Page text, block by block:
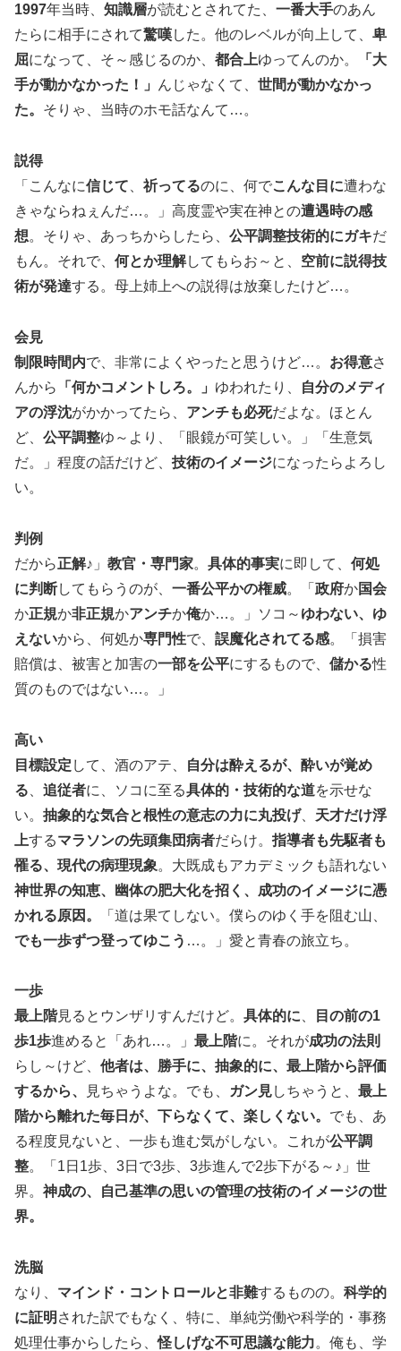
1997年当時、 知識層が読むとされてた、 一番大手のあん
たらに相手にされて驚嘆した。他のレベルが向上して、 卑
屈になって、そ～感じるのか、 都合上ゆってんのか。
「大
手が動かなかった！」
んじゃなくて、 世間が動かなかっ
た。 そりゃ、当時のホモ話なんて…。
説得
「こんなに信じて 祈ってるのに、何でこんな目に遭わな
きゃならねぇんだ…。」高度霊や実在神との遭遇時の感
想。そりゃ、あっちからしたら、 公平調整技術的にガキだ
もん。それで、 何とか理解してもらお～と、 空前に説得技
術が発達する。母上姉上への説得は放棄したけど…。
会見
制限時間内で、非常によくやったと思うけど…。 お得意さ
んから
「何かコメントしろ。」 ゆわれたり、
自分のメディ
アの浮沈がかかってたら、 アンチも必死だよな。ほとん
ど、 公平調整ゆ～より、「眼鏡が可笑しい。」「生意気
だ。」程度の話だけど、 技術のイメージになったらよろし
い。
判例
だから正解♪」 教官・専門家。 具体的事実に即して、 何処
に判断してもらうのが、 一番公平かの権威。「 政府か国会
か正規か非正規かアンチか俺か…。」ソコ～ ゆわない、ゆ
えないから、何処か専門性で、 誤魔化されてる感。「損害
賠償は、被害と加害の一部を公平にするもので、 儲かる性
質のものではない…。」
高い
目標設定 して、酒のアテ、
自分は酔えるが、酔いが覚め
る
追従者に、ソコに至る具体的・技術的な道を示せな
い。 抽象的な気合と根性の意志の力に丸投げ、 天才だけ浮
上するマラソンの先頭集団病者だらけ。 指導者も先駆者も
罹る、現代の病理現象。大既成もアカデミックも語れない
神世界の知恵、幽体の肥大化を招く、成功のイメージに憑
かれる原因。
「道は果てしない。僕らのゆく手を阻む山、
でも一歩ずつ登ってゆこう …。」愛と青春の旅立ち。
一歩
最上階見るとウンザリすんだけど。 具体的に
目の前の1
歩1歩進めると「あれ…。」 最上階に。それが成功の法則
らし～けど、 他者は、勝手に、抽象的に、最上階から評価
するから、
見ちゃうよな。でも、 ガン見しちゃうと、 最上
階から離れた毎日が、下らなくて、楽しくない。 でも、あ
る程度見ないと、一歩も進む気がしない。これが公平調
整。「1日1歩、3日で3歩、3歩進んで2歩下がる～♪」世
界。 神成の、自己基準の思いの管理の技術のイメージの世
界。
洗脳
なり、 マインド・コントロールと非難するものの。 科学的
に証明 された訳でもなく、特に、単純労働や科学的・事務
処理仕事からしたら、怪しげな不可思議な能力。俺も、学